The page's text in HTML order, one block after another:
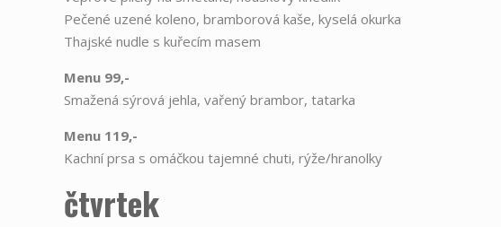
Pečené uzené koleno, bramborová kaše, kyselá okurka
Thajské nudle s kuřecím masem
Menu 99,-
Smažená sýrová jehla, vařený brambor, tatarka
Menu 119,-
Kachní prsa s omáčkou tajemné chuti, rýže/hranolky
čtvrtek